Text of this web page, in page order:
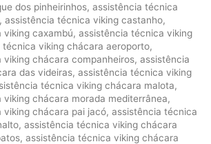
dos pinheirinhos, assistência técnica
, assistência técnica viking castanho,
caxambú, assistência técnica viking
técnica viking chácara aeroporto,
chácara companheiros, assistência
das videiras, assistência técnica viking
técnica viking chácara malota,
chácara morada mediterrânea,
viking chácara pai jacó, assistência técnica
, assistência técnica viking chácara
, assistência técnica viking chácara